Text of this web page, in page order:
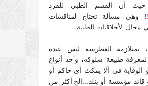
حيث أن القسم الطبي للفرد
وهي مسألة تحتاج لمناقشات
مجال الأخلاقيات الطبية.
بمتلازمة الغطرسة ليس عنده
لمعرفة طبيعة سلوكه، وأحد أنواع
الوقاية في ألا يمكث أي حاكم أو
قائد مؤسسة أو بنك...الخ أكثر من